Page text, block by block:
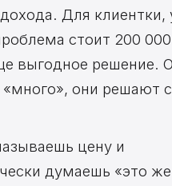
Для клиентки,
стоит 200
выгодное решение.
«много», они решают
цену и
думаешь «это же